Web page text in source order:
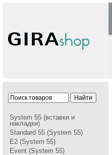
System 55 (вставки и
накладки)
Standard 55 (System 55)
E2 (System 55)
Event (System 55)